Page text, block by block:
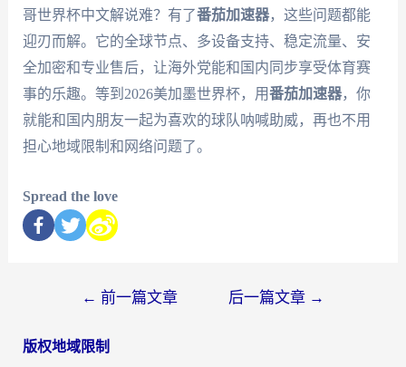
哥世界杯中文解说难？有了番茄加速器，这些问题都能
迎刃而解。它的全球节点、多设备支持、稳定流量、安
全加密和专业售后，让海外党能和国内同步享受体育赛
事的乐趣。等到2026美加墨世界杯，用番茄加速器，你
就能和国内朋友一起为喜欢的球队呐喊助威，再也不用
担心地域限制和网络问题了。
Spread the love
← 前一篇文章 后一篇文章 →
版权地域限制